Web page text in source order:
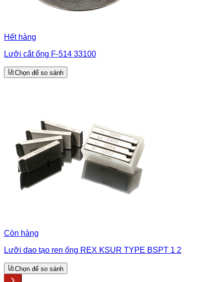
Hết hàng
Lưỡi cắt ống F-514 33100
Chọn để so sánh
Còn hàng
Lưỡi dao tạo ren ống REX KSUR TYPE BSPT 1 2
Chọn để so sánh